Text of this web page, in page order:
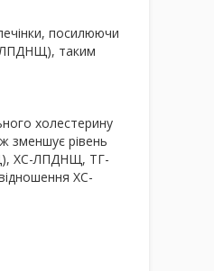
посилюючи
(ЛПДНЩ), таким
холестерину
зменшує рівень
ХС-ЛПДНЩ, ТГ-
ХС-